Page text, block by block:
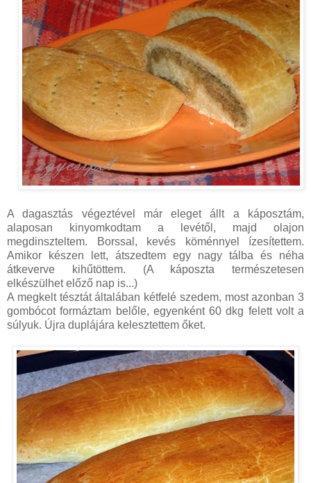
A dagasztás végeztével már eleget állt a káposztám,
alaposan kinyomkodtam a levétől, majd olajon
megdinszteltem. Borssal, kevés köménnyel ízesítettem.
Amikor készen lett, átszedtem egy nagy tálba és néha
átkeverve kihűtöttem. (A káposzta természetesen
elkészülhet előző nap is...)
A megkelt tésztát általában kétfelé szedem, most azonban 3
gombócot formáztam belőle, egyenként 60 dkg felett volt a
súlyuk. Újra duplájára kelesztettem őket.